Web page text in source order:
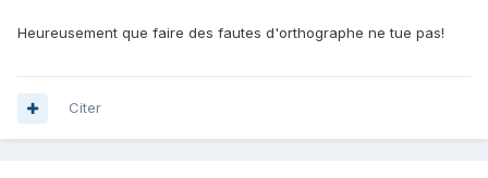
Heureusement que faire des fautes d'orthographe ne tue pas!
Citer